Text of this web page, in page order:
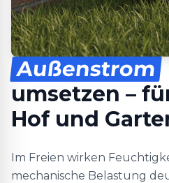
Außenstrom
umsetzen –
Hof und
Im Freien wirken
mechanische Belastung